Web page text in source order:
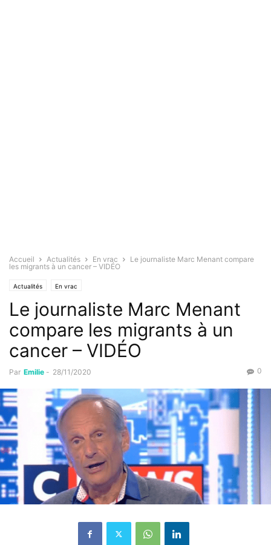
Accueil Actualités En vrac
Le journaliste Marc Menant compare
les migrants à un cancer – VIDÉO
Actualités En vrac
Le journaliste Marc Menant
compare les migrants à un
cancer – VIDÉO
Par Emilie - 28/11/2020 0